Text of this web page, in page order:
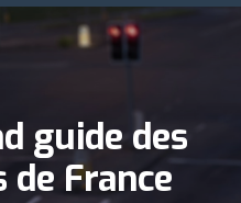
guide des
France